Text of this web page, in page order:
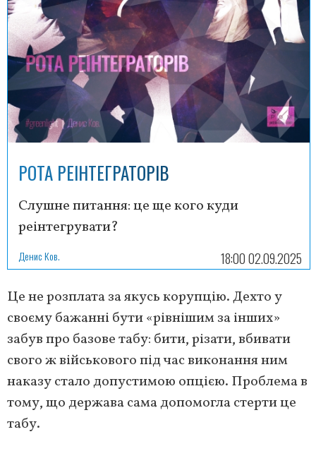
РОТА РЕІНТЕГРАТОРІВ
Слушне питання: це ще кого куди
реінтегрувати?
Денис Ков. 18:00 02.09.2025
Це не розплата за якусь корупцію. Дехто у
своєму бажанні бути «рівнішим за інших»
забув про базове табу: бити, різати, вбивати
свого ж військового під час виконання ним
наказу стало допустимою опцією. Проблема в
тому, що держава сама допомогла стерти це
табу.